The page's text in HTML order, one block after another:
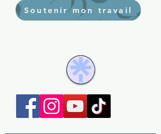
Soutenir mon travail